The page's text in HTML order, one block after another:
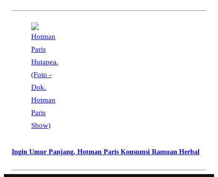
Ingin Umur Panjang, Hotman Paris Konsumsi Ramuan Herbal